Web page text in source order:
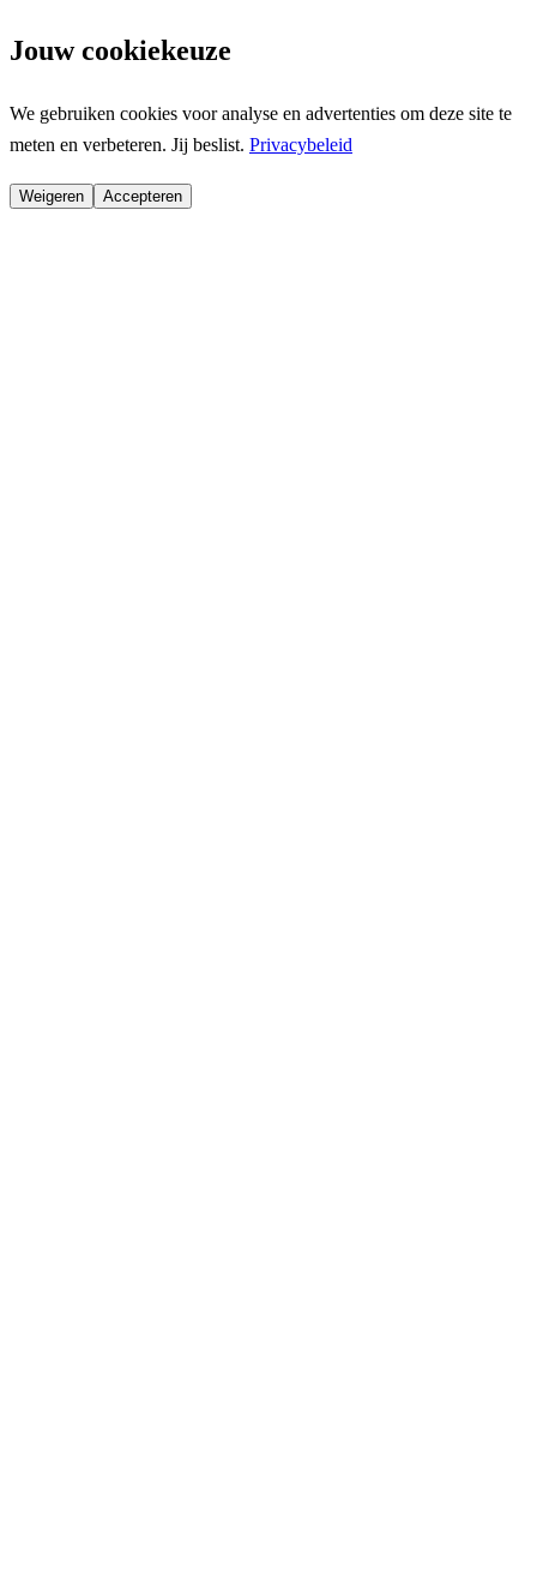
Jouw cookiekeuze
We gebruiken cookies voor analyse en advertenties om deze site te
meten en verbeteren. Jij beslist. Privacybeleid
Weigeren Accepteren